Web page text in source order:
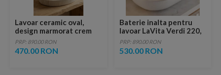
Lavoar ceramic oval,
design marmorat crem
lucios cu vene aurii,
ventil inclus
PRP: 890.00 RON
470.00 RON
Baterie inalta pentru
lavoar LaVita Verdi 220,
fara ventil, brushed
copper
PRP: 890.00 RON
530.00 RON